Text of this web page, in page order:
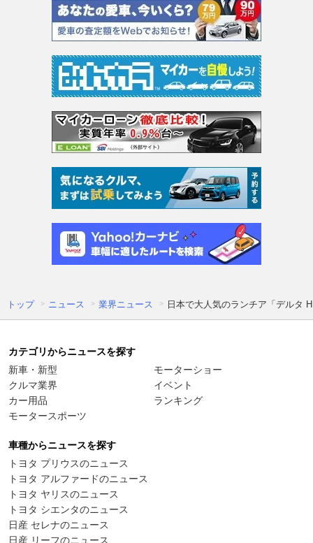
トップ ニュース 業界ニュース 日本で大人気のランチア「デルタ
カテゴリからニュースを探す
新車・新型
クルマ業界
カー用品
モータースポーツ
モーターショー
イベント
ランキング
車種からニュースを探す
トヨタ プリウスのニュース
トヨタ アルファードのニュース
トヨタ ヤリスのニュース
トヨタ シエンタのニュース
日産 セレナのニュース
日産 リーフのニュース